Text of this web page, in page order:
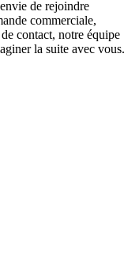
de rejoindre
commerciale,
contact, notre équipe
la suite avec vous.